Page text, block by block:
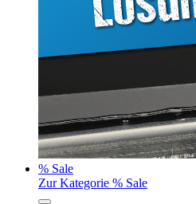
% Sale
Zur Kategorie % Sale